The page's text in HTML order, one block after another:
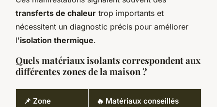
transferts de chaleur trop importants et
nécessitent un diagnostic précis pour améliorer
l'isolation thermique.
Quels matériaux isolants correspondent aux
différentes zones de la maison ?
📌 Zone 🔥 Matériaux conseillés